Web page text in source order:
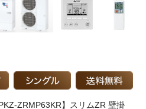
ZRMP63KR】スリムZR 壁掛